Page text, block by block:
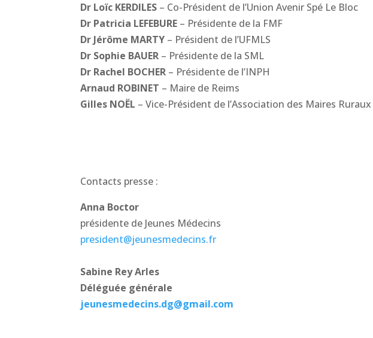
Dr Loïc KERDILES – Co-Président de l’Union Avenir Spé Le Bloc
Dr Patricia LEFEBURE – Présidente de la FMF
Dr Jérôme MARTY – Président de l’UFMLS
Dr Sophie BAUER – Présidente de la SML
Dr Rachel BOCHER – Présidente de l’INPH
Arnaud ROBINET – Maire de Reims
Gilles NOËL – Vice-Président de l’Association des Maires
Contacts presse :
Anna Boctor
présidente de Jeunes Médecins
president@jeunesmedecins.fr
Sabine Rey Arles
Déléguée générale
jeunesmedecins.dg@gmail.com